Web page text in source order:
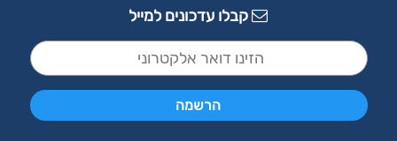
קבלו עדכונים למייל